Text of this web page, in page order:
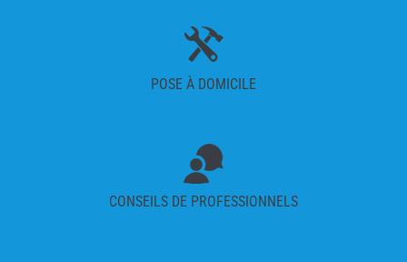
POSE À DOMICILE
CONSEILS DE PROFESSIONNELS